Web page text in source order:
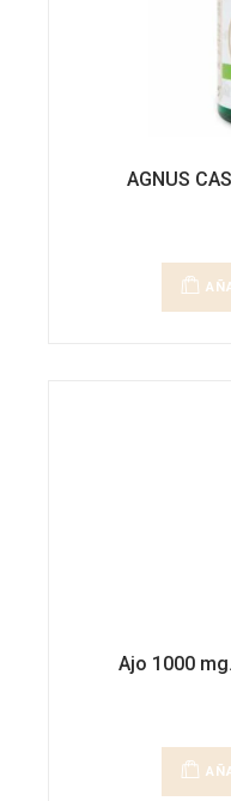
AGNUS
Ajo 1000